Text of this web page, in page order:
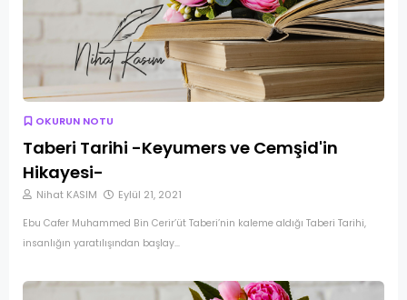
OKURUN NOTU
Taberi Tarihi -Keyumers ve Cemşid'in
Hikayesi-
Nihat KASIM Eylül 21, 2021
Ebu Cafer Muhammed Bin Cerir’üt Taberi’nin kaleme aldığı Taberi Tarihi,
insanlığın yaratılışından başlay…